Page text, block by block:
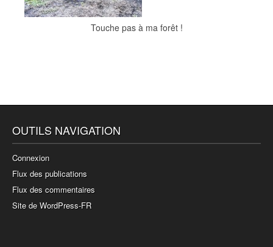
Touche pas à ma forêt !
OUTILS NAVIGATION
Connexion
Flux des publications
Flux des commentaires
Site de WordPress-FR